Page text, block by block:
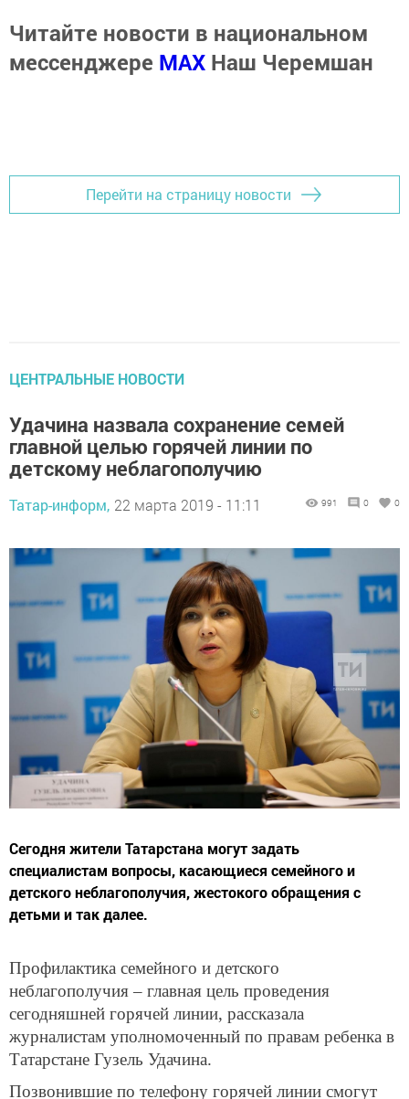
Читайте новости в национальном
мессенджере MАХ Наш Черемшан
Перейти на страницу новости
ЦЕНТРАЛЬНЫЕ НОВОСТИ
Удачина назвала сохранение семей
главной целью горячей линии по
детскому неблагополучию
Татар-информ, 22 марта 2019 - 11:11 991 0 0
Сегодня жители Татарстана могут задать
специалистам вопросы, касающиеся семейного и
детского неблагополучия, жестокого обращения с
детьми и так далее.
Профилактика семейного и детского
неблагополучия – главная цель проведения
сегодняшней горячей линии, рассказала
журналистам уполномоченный по правам ребенка в
Татарстане Гузель Удачина.
Позвонившие по телефону горячей линии смогут